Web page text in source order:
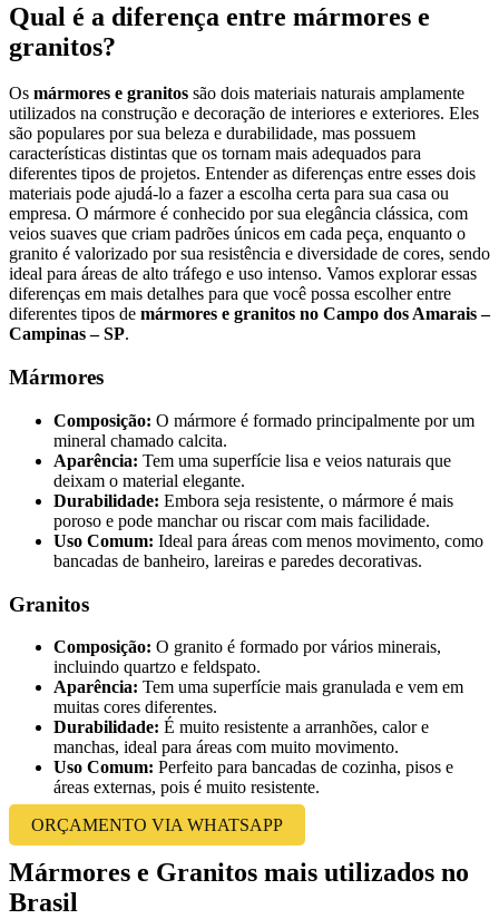
Qual é a diferença entre mármores e
granitos?
Os mármores e granitos são dois materiais naturais amplamente
utilizados na construção e decoração de interiores e exteriores. Eles
são populares por sua beleza e durabilidade, mas possuem
características distintas que os tornam mais adequados para
diferentes tipos de projetos. Entender as diferenças entre esses dois
materiais pode ajudá-lo a fazer a escolha certa para sua casa ou
empresa. O mármore é conhecido por sua elegância clássica, com
veios suaves que criam padrões únicos em cada peça, enquanto o
granito é valorizado por sua resistência e diversidade de cores, sendo
ideal para áreas de alto tráfego e uso intenso. Vamos explorar essas
diferenças em mais detalhes para que você possa escolher entre
diferentes tipos de mármores e granitos no Campo dos Amarais –
Campinas – SP.
Mármores
Composição: O mármore é formado principalmente por um
mineral chamado calcita.
Aparência: Tem uma superfície lisa e veios naturais que
deixam o material elegante.
Durabilidade: Embora seja resistente, o mármore é mais
poroso e pode manchar ou riscar com mais facilidade.
Uso Comum: Ideal para áreas com menos movimento, como
bancadas de banheiro, lareiras e paredes decorativas.
Granitos
Composição: O granito é formado por vários minerais,
incluindo quartzo e feldspato.
Aparência: Tem uma superfície mais granulada e vem em
muitas cores diferentes.
Durabilidade: É muito resistente a arranhões, calor e
manchas, ideal para áreas com muito movimento.
Uso Comum: Perfeito para bancadas de cozinha, pisos e
áreas externas, pois é muito resistente.
ORÇAMENTO VIA WHATSAPP
Mármores e Granitos mais utilizados no
Brasil